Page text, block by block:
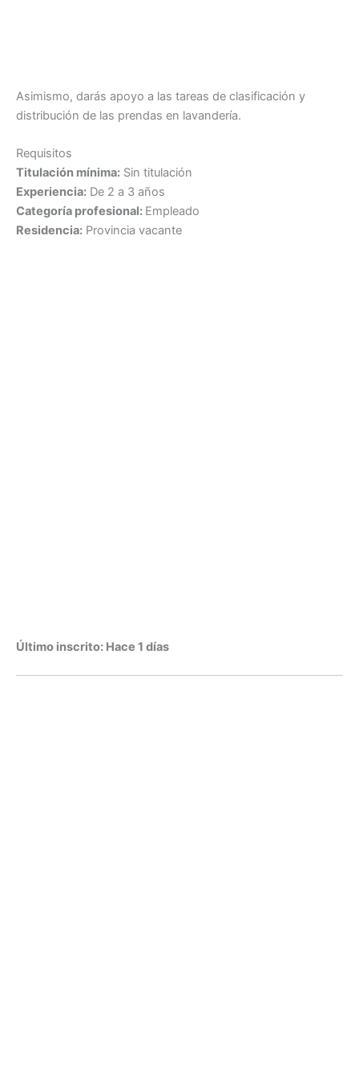
Asimismo, darás apoyo a las tareas de clasificación y
distribución de las prendas en lavandería.
Requisitos
Titulación mínima: Sin titulación
Experiencia: De 2 a 3 años
Categoría profesional: Empleado
Residencia: Provincia vacante
Último inscrito: Hace 1 días